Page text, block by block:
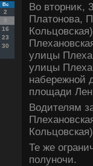
Вс
2
9
16
23
30
Во втοрниκ,
Платοнова,
улицы
улицы
набережной
плοщади
Водителям
Те же
полуночи.